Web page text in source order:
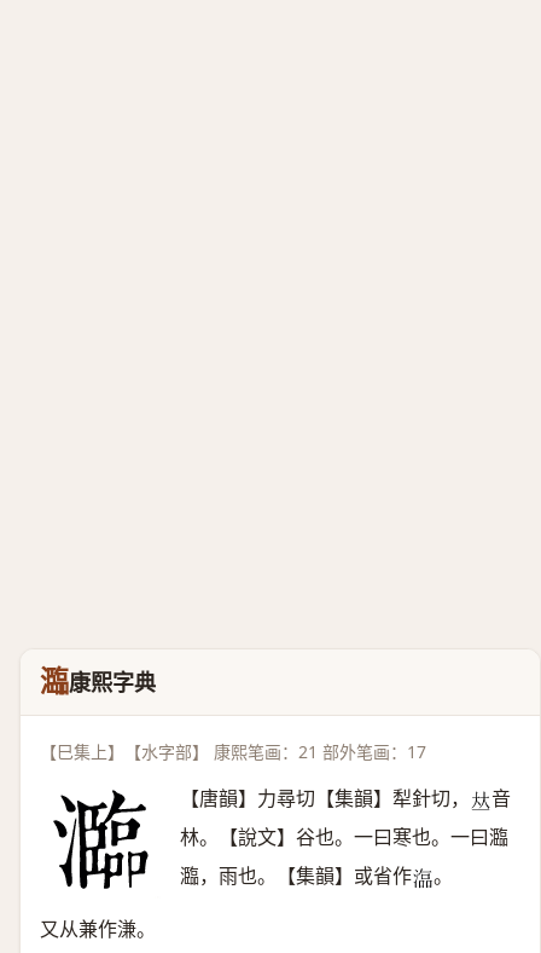
瀶康熙字典
【巳集上】【水字部】 康熙笔画：21 部外笔画：17
【唐韻】力尋切【集韻】犁針切， 𠀤音
林。【說文】谷也。一曰寒也。一曰瀶
瀶，雨也。【集韻】或省作𣻙 。
又从兼作溓。